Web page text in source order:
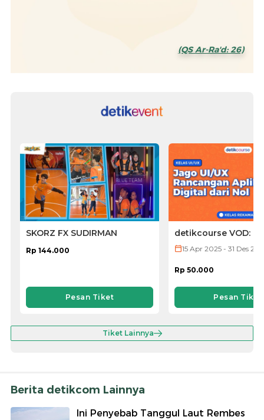
(QS Ar-Ra'd: 26)
SKORZ FX SUDIRMAN
Rp 144.000
Pesan Tiket
detikcourse VOD:
UI/UX
15 Apr 2025 - 31 Des
Rp 50.000
Pesan Tiket
Tiket Lainnya
Berita detikcom Lainnya
Ini Penyebab Tanggul Laut Rembes